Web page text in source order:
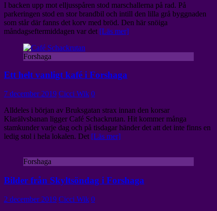
I backen upp mot elljusspåren stod marschallerna på rad. På
parkeringen stod en stor brandbil och intill den lilla grå byggnaden
som står där fanns det korv med bröd. Den här snöiga
måndagseftermiddagen var det [Läs mer]
Forshaga
Ett helt vanligt kafé i Forshaga
7 december 2019 Cicci Wik 0
Alldeles i början av Bruksgatan strax innan den korsar
Klarälvsbanan ligger Café Schackrutan. Hit kommer många
stamkunder varje dag och på tisdagar händer det att det inte finns en
ledig stol i hela lokalen. Det [Läs mer]
Forshaga
Bilder från Skyltsöndag i Forshaga
2 december 2019 Cicci Wik 0